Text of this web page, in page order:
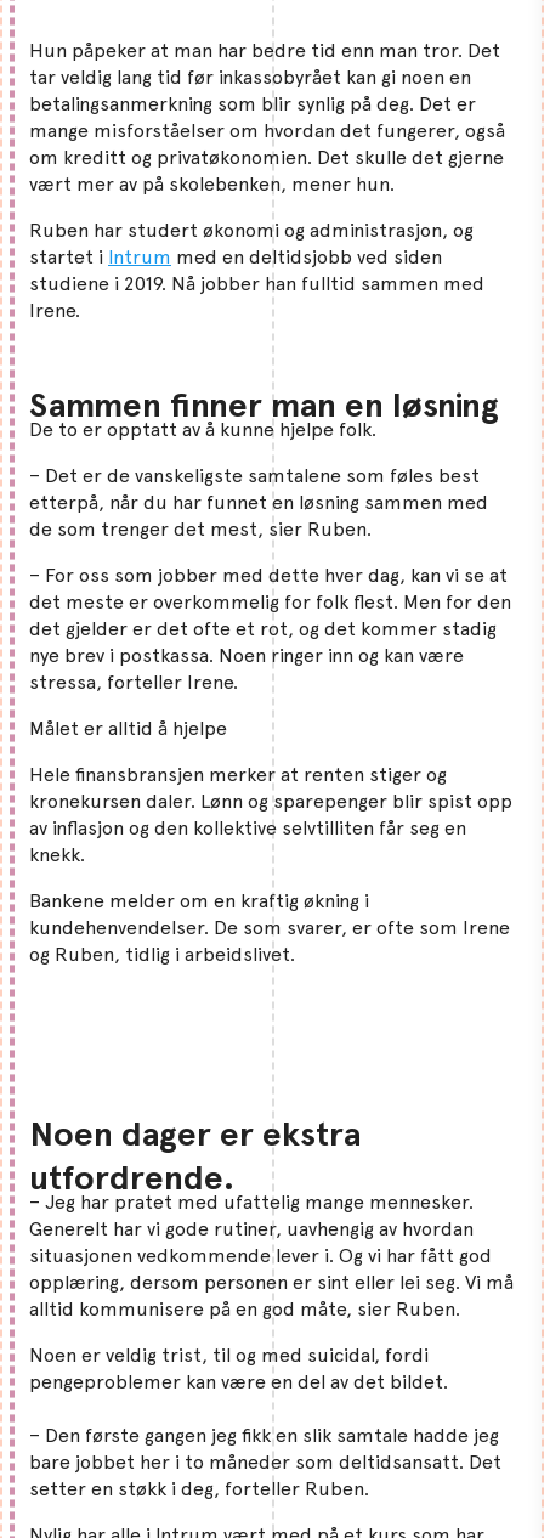
Hun påpeker at man har bedre tid enn man tror. Det
tar veldig lang tid før inkassobyrået kan gi noen en
betalingsanmerkning som blir synlig på deg. Det er
mange misforståelser om hvordan det fungerer, også
om kreditt og privatøkonomien. Det skulle det gjerne
vært mer av på skolebenken, mener hun.
Ruben har studert økonomi og administrasjon, og
startet i Intrum med en deltidsjobb ved siden
studiene i 2019. Nå jobber han fulltid sammen med
Irene.
Sammen finner man en løsning
De to er opptatt av å kunne hjelpe folk.
– Det er de vanskeligste samtalene som føles best
etterpå, når du har funnet en løsning sammen med
de som trenger det mest, sier Ruben.
– For oss som jobber med dette hver dag, kan vi se at
det meste er overkommelig for folk flest. Men for den
det gjelder er det ofte et rot, og det kommer stadig
nye brev i postkassa. Noen ringer inn og kan være
stressa, forteller Irene.
Målet er alltid å hjelpe
Hele finansbransjen merker at renten stiger og
kronekursen daler. Lønn og sparepenger blir spist opp
av inflasjon og den kollektive selvtilliten får seg en
knekk.
Bankene melder om en kraftig økning i
kundehenvendelser. De som svarer, er ofte som Irene
og Ruben, tidlig i arbeidslivet.
Noen dager er ekstra
utfordrende.
– Jeg har pratet med ufattelig mange mennesker.
Generelt har vi gode rutiner, uavhengig av hvordan
situasjonen vedkommende lever i. Og vi har fått god
opplæring, dersom personen er sint eller lei seg. Vi må
alltid kommunisere på en god måte, sier Ruben.
Noen er veldig trist, til og med suicidal, fordi
pengeproblemer kan være en del av det bildet.
– Den første gangen jeg fikk en slik samtale hadde jeg
bare jobbet her i to måneder som deltidsansatt. Det
setter en støkk i deg, forteller Ruben.